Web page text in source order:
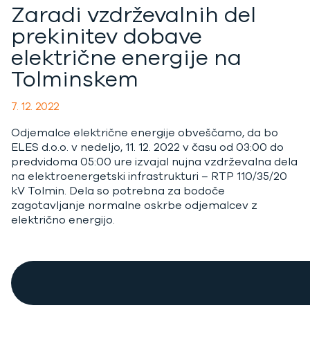
Zaradi vzdrževalnih del
prekinitev dobave
električne energije na
Tolminskem
7. 12. 2022
Odjemalce električne energije obveščamo, da bo
ELES d.o.o. v nedeljo, 11. 12. 2022 v času od 03:00 do
predvidoma 05:00 ure izvajal nujna vzdrževalna dela
na elektroenergetski infrastrukturi – RTP 110/35/20
kV Tolmin. Dela so potrebna za bodoče
zagotavljanje normalne oskrbe odjemalcev z
električno energijo.